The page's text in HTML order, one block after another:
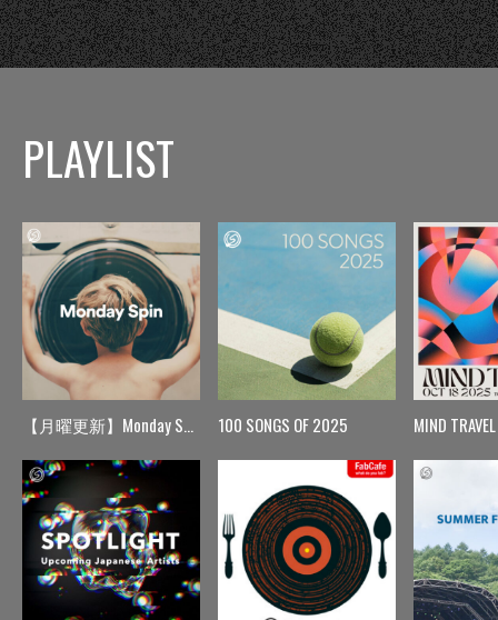
PLAYLIST
【月曜更新】Monday Spin 100 SONGS OF 2025 MIND TRAVEL